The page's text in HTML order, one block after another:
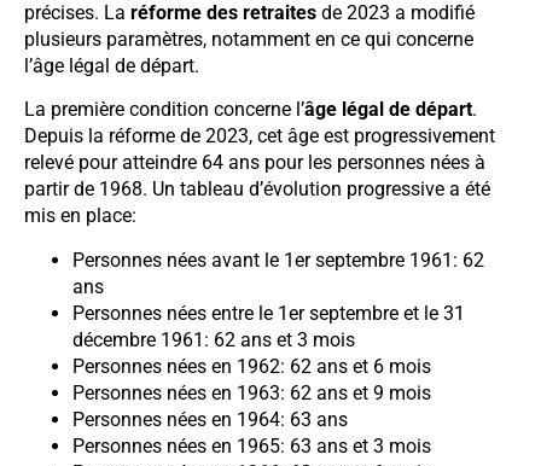
précises. La réforme des retraites de 2023 a modifié
plusieurs paramètres, notamment en ce qui concerne
l’âge légal de départ.
La première condition concerne l’âge légal de départ.
Depuis la réforme de 2023, cet âge est progressivement
relevé pour atteindre 64 ans pour les personnes nées à
partir de 1968. Un tableau d’évolution progressive a été
mis en place:
Personnes nées avant le 1er septembre 1961: 62
ans
Personnes nées entre le 1er septembre et le 31
décembre 1961: 62 ans et 3 mois
Personnes nées en 1962: 62 ans et 6 mois
Personnes nées en 1963: 62 ans et 9 mois
Personnes nées en 1964: 63 ans
Personnes nées en 1965: 63 ans et 3 mois